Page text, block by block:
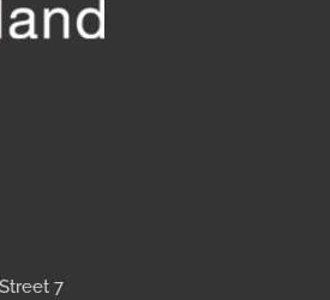
7